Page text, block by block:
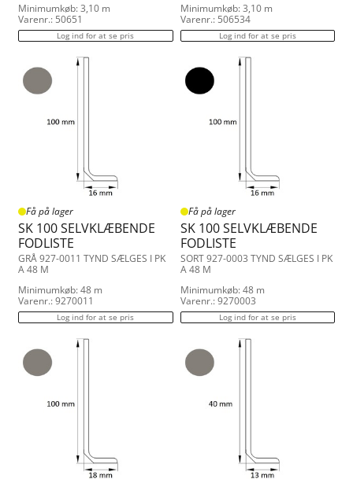
Minimumkøb: 3,10 m
Varenr.: 50651
Log ind for at se pris
Minimumkøb: 3,10 m
Varenr.: 506534
Log ind for at se pris
Få på lager
SK 100 SELVKLÆBENDE
FODLISTE
GRÅ 927-0011 TYND SÆLGES I PK
A 48 M
Minimumkøb: 48 m
Varenr.: 9270011
Log ind for at se pris
Få på lager
SK 100 SELVKLÆBENDE
FODLISTE
SORT 927-0003 TYND SÆLGES I PK
A 48 M
Minimumkøb: 48 m
Varenr.: 9270003
Log ind for at se pris